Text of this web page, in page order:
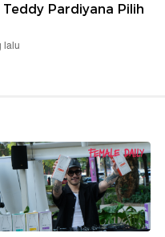
Teddy Pardiyana Pilih
lalu